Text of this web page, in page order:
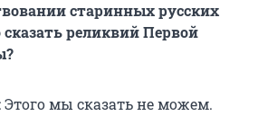
старинных русских
реликвий Первой
: Этого мы сказать не можем.